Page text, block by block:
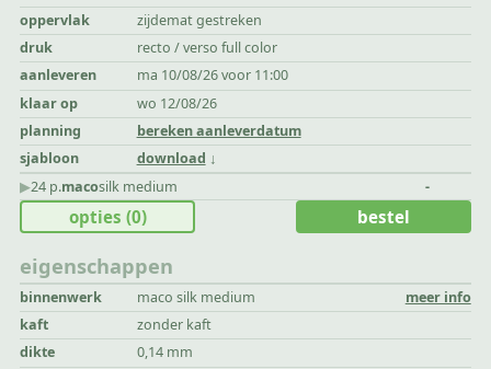
oppervlak
zijdemat gestreken
druk
recto / verso full color
aanleveren
ma 10/08/26 voor 11:00
klaar op
wo 12/08/26
planning
bereken aanleverdatum
sjabloon
download
▶︎24 p.macosilk medium -
eigenschappen
binnenwerk maco silk medium
meer info
kaft
zonder kaft
dikte
0,14 mm
opties (0) bestel